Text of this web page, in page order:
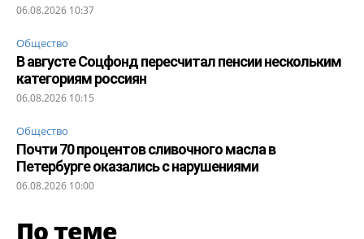
06.08.2026 10:37
Общество
В августе Соцфонд пересчитал пенсии нескольким
категориям россиян
06.08.2026 10:15
Общество
Почти 70 процентов сливочного масла в
Петербурге оказались с нарушениями
06.08.2026 10:00
По теме